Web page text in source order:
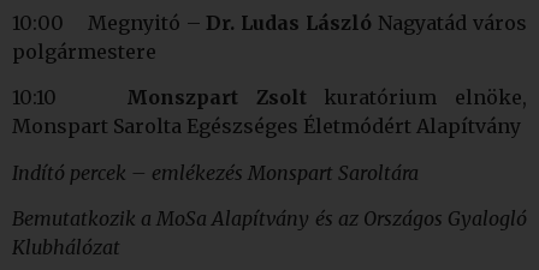
10:00 Megnyitó – Dr. Ludas László Nagyatád város
polgármestere
10:10 Monszpart Zsolt kuratórium elnöke,
Monspart Sarolta Egészséges Életmódért Alapítvány
Indító percek – emlékezés Monspart Saroltára
Bemutatkozik a MoSa Alapítvány és az Országos Gyalogló
Klubhálózat